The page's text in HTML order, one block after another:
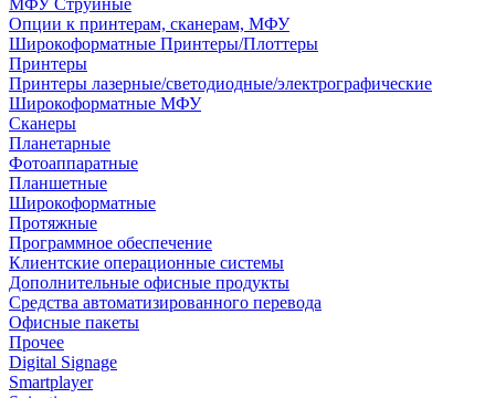
МФУ Струйные
Опции к принтерам, сканерам, МФУ
Широкоформатные Принтеры/Плоттеры
Принтеры
Принтеры лазерные/светодиодные/электрографические
Широкоформатные МФУ
Сканеры
Планетарные
Фотоаппаратные
Планшетные
Широкоформатные
Протяжные
Программное обеспечение
Клиентские операционные системы
Дополнительные офисные продукты
Средства автоматизированного перевода
Офисные пакеты
Прочее
Digital Signage
Smartplayer